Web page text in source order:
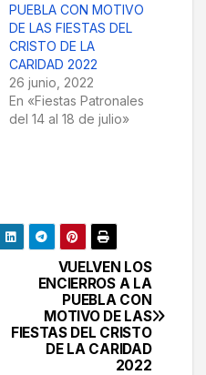
PUEBLA CON MOTIVO
DE LAS FIESTAS DEL
CRISTO DE LA
CARIDAD 2022
26 junio, 2022
En «Fiestas Patronales
del 14 al 18 de julio»
VUELVEN LOS
ENCIERROS A LA
PUEBLA CON
MOTIVO DE LAS
FIESTAS DEL CRISTO
DE LA CARIDAD
2022